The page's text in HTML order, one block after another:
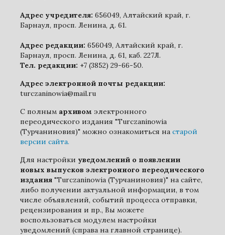
Адрес учредителя: 656049, Алтайский край, г.
Барнаул, просп. Ленина, д. 61.
Адрес редакции: 656049, Алтайский край, г.
Барнаул, просп. Ленина, д. 61, каб. 227Л.
Тел. редакции: +7 (3852) 29-66-50.
Адрес электронной почты редакции:
turczaninowia@mail.ru
С полным архивом электронного
переодического издания "Turczaninowia
(Турчаниновия)" можно ознакомиться на старой
версии сайта.
Для настройки уведомлений о появлении
новых выпусков электронного переодического
издания "Turczaninowia (Турчаниновия)" на сайте,
либо получении актуальной информации, в том
числе объявлений, событий процесса отправки,
рецензирования и пр., Вы можете
воспользоваться модулем настройки
уведомлений (справа на главной странице).